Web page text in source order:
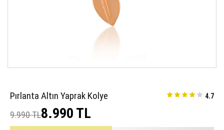
Pırlanta Altın Yaprak Kolye 4.7
9.990 TL8.990 TL